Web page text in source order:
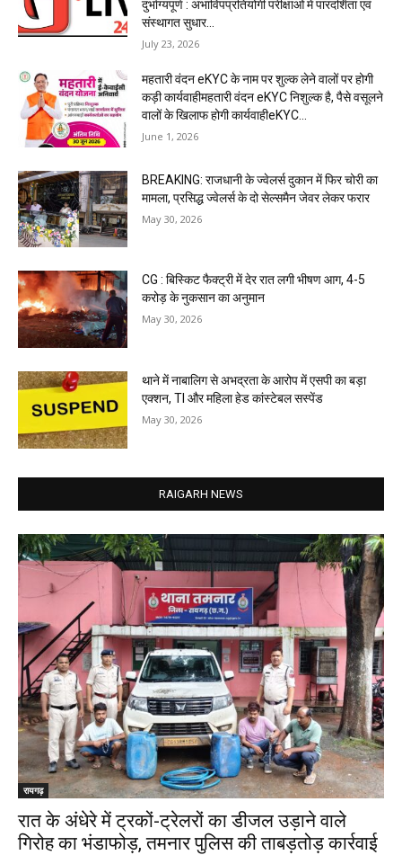
दुर्भाग्यपूर्ण : अभाविपप्रतियोगी परीक्षाओं में पारदर्शिता एवं
संस्थागत सुधार...
July 23, 2026
महतारी वंदन eKYC के नाम पर शुल्क लेने वालों पर होगी
कड़ी कार्यवाहीमहतारी वंदन eKYC निशुल्क है, पैसे वसूलने
वालों के खिलाफ होगी कार्यवाहीeKYC...
June 1, 2026
BREAKING: राजधानी के ज्वेलर्स दुकान में फिर चोरी का
मामला, प्रसिद्ध ज्वेलर्स के दो सेल्समैन जेवर लेकर फरार
May 30, 2026
CG : बिस्किट फैक्ट्री में देर रात लगी भीषण आग, 4-5
करोड़ के नुकसान का अनुमान
May 30, 2026
थाने में नाबालिग से अभद्रता के आरोप में एसपी का बड़ा
एक्शन, TI और महिला हेड कांस्टेबल सस्पेंड
May 30, 2026
RAIGARH NEWS
रायगढ़
रात के अंधेरे में ट्रकों-ट्रेलरों का डीजल उड़ाने वाले
गिरोह का भंडाफोड़, तमनार पुलिस की ताबड़तोड़ कार्रवाई